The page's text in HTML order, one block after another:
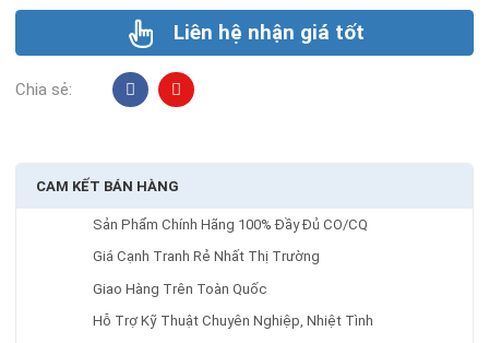
Liên hệ nhận giá tốt
Chia sẻ:
CAM KẾT BÁN HÀNG
Sản Phẩm Chính Hãng 100% Đầy Đủ CO/CQ
Giá Cạnh Tranh Rẻ Nhất Thị Trường
Giao Hàng Trên Toàn Quốc
Hỗ Trợ Kỹ Thuật Chuyên Nghiệp, Nhiệt Tình